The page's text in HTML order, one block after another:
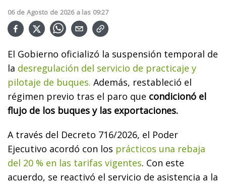
06 de Agosto de 2026 a las 09:27
El Gobierno oficializó la suspensión temporal de
la desregulación del servicio de practicaje y
pilotaje de buques. Además, restableció el
régimen previo tras el paro que condicionó el
flujo de los buques y las exportaciones.
A través del Decreto 716/2026, el Poder
Ejecutivo acordó con los prácticos una rebaja
del 20 % en las tarifas vigentes. Con este
acuerdo, se reactivó el servicio de asistencia a la